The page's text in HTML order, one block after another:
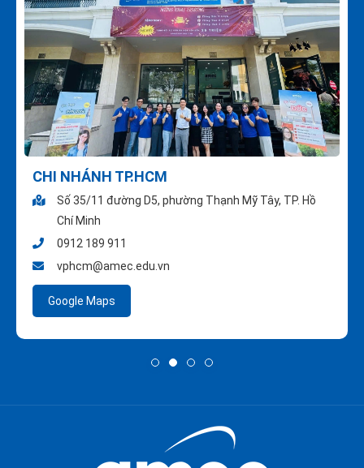
CHI NHÁNH TP.HCM
Số 35/11 đường D5, phường Thạnh Mỹ Tây, TP. Hồ
Chí Minh
0912 189 911
vphcm@amec.edu.vn
Google Maps